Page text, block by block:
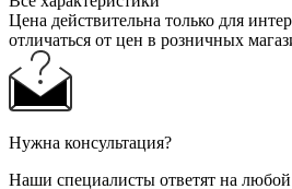
Цена действительна только для
отличаться от цен в розничных
Нужна консультация?
Наши специалисты ответят на